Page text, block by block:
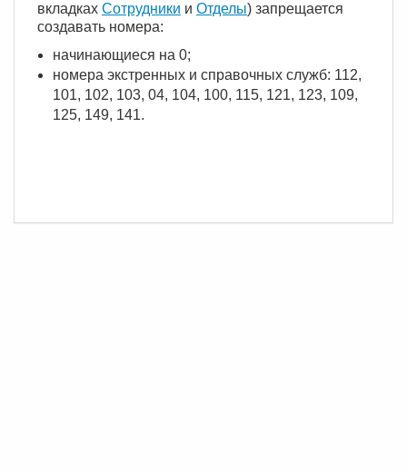
вкладках Сотрудники и Отделы) запрещается
создавать номера:
начинающиеся на 0;
номера экстренных и справочных служб: 112,
101, 102, 103, 04, 104, 100, 115, 121, 123, 109,
125, 149, 141.